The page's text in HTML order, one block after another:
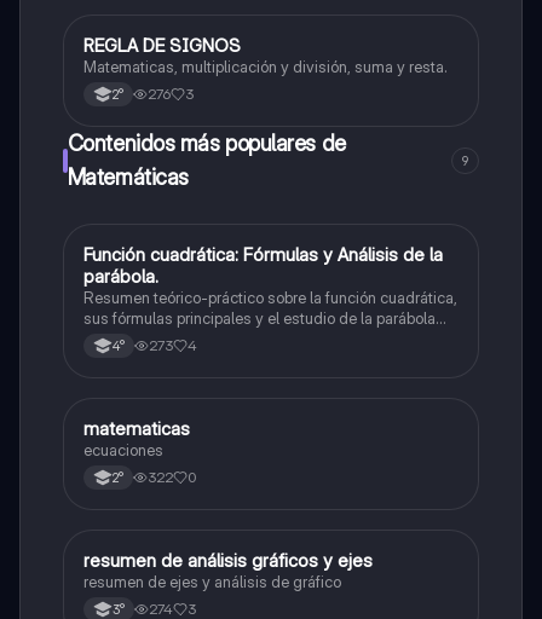
Matemáticas
REGLA DE SIGNOS
Matematicas, multiplicación y división, suma y resta.
2° 276 3
Contenidos más populares de
Matemáticas
9
Matemáticas
Función cuadrática: Fórmulas y Análisis de la
parábola.
Resumen teórico-práctico sobre la función cuadrática,
sus fórmulas principales y el estudio de la parábola
como representación gráfica.Incluye desarrollo de la
forma general, cálculo de raíces, vértice y elementos
4° 273 4
MMatemáticas
matematicas
ecuaciones
2° 322 0
Matemáticas
resumen de análisis gráficos y ejes
resumen de ejes y análisis de gráfico
3° 274 3